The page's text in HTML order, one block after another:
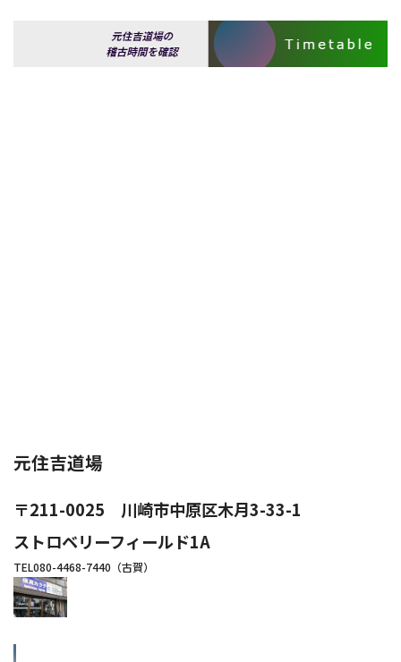
元住吉道場
〒211-0025 川崎市中原区木月3-33-1
ストロベリーフィールド1A
TEL080-4468-7440（古賀）